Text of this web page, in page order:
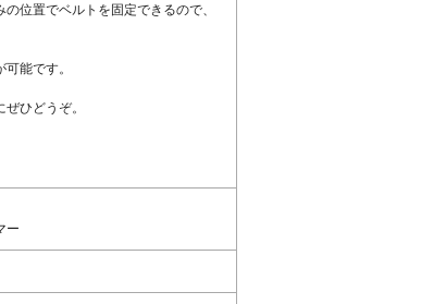
位置でベルトを固定できるので、
能です。
ひどうぞ。
ー